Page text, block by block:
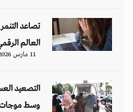
تصاعد
العالم
11 مارس 2026 - 13:44
التصعيد
وسط موجات